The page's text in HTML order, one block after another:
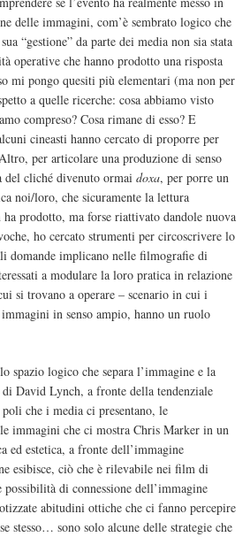
delle immagini, com’è sembrato logico che
“gestione” da parte dei media non sia stata
operative che hanno prodotto una risposta
mi pongo quesiti più elementari (ma non per
a quelle ricerche: cosa abbiamo visto
compreso? Cosa rimane di esso? E
cineasti hanno cercato di proporre per
per articolare una produzione di senso
del cliché divenuto ormai doxa, per porre un
noi/loro, che sicuramente la lettura
ha prodotto, ma forse riattivato dandole nuova
ho cercato strumenti per circoscrivere lo
domande implicano nelle filmografie di
a modulare la loro pratica in relazione
si trovano a operare – scenario in cui i
in senso ampio, hanno un ruolo
spazio logico che separa l’immagine e la
David Lynch, a fronte della tendenziale
che i media ci presentano, le
immagini che ci mostra Chris Marker in un
ed estetica, a fronte dell’immagine
esibisce, ciò che è rilevabile nei film di
di connessione dell’immagine
abitudini ottiche che ci fanno percepire
stesso… sono solo alcune delle strategie che